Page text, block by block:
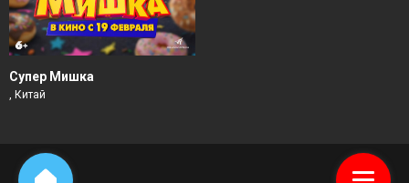
Супер Мишка
, Китай